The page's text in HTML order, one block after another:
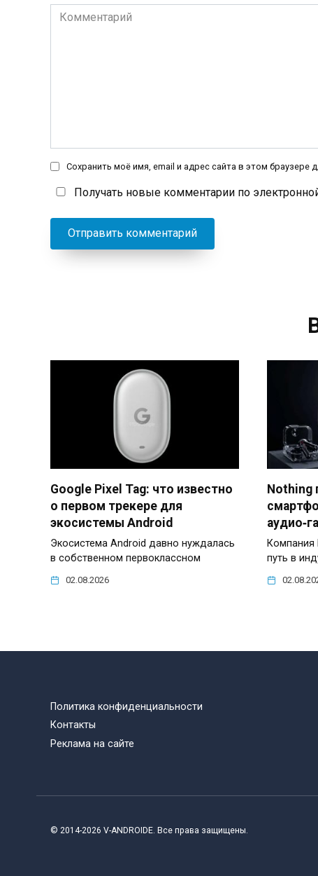
Комментарий
Сохранить моё имя, email и адрес сайта в этом браузере
Получать новые комментарии по
Google Pixel Tag: что известно
о первом трекере для
экосистемы Android
Экосистема Android давно нуждалась
в собственном первоклассном
02.08.2026
Nothing
Компания
путь в
Политика конфиденциальности
Контакты
Реклама на сайте
© 2014-2026 V-ANDROIDE. Все права защищены.